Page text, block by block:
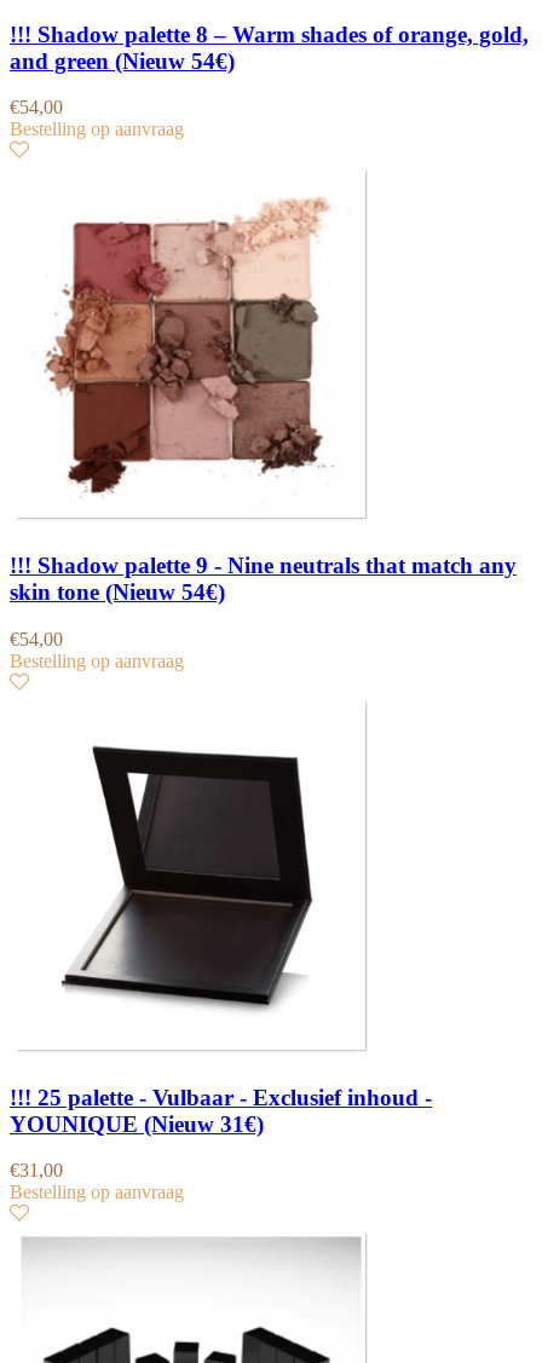
!!! Shadow palette 8 – Warm shades of orange, gold,
and green (Nieuw 54€)
€54,00
Bestelling op aanvraag
!!! Shadow palette 9 - Nine neutrals that match any
skin tone (Nieuw 54€)
€54,00
Bestelling op aanvraag
!!! 25 palette - Vulbaar - Exclusief inhoud -
YOUNIQUE (Nieuw 31€)
€31,00
Bestelling op aanvraag